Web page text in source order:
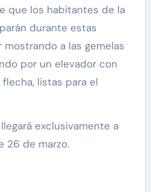
que los habitantes de la
durante estas
a las gemelas
por un elevador con
listas para el
exclusivamente a
26 de marzo.